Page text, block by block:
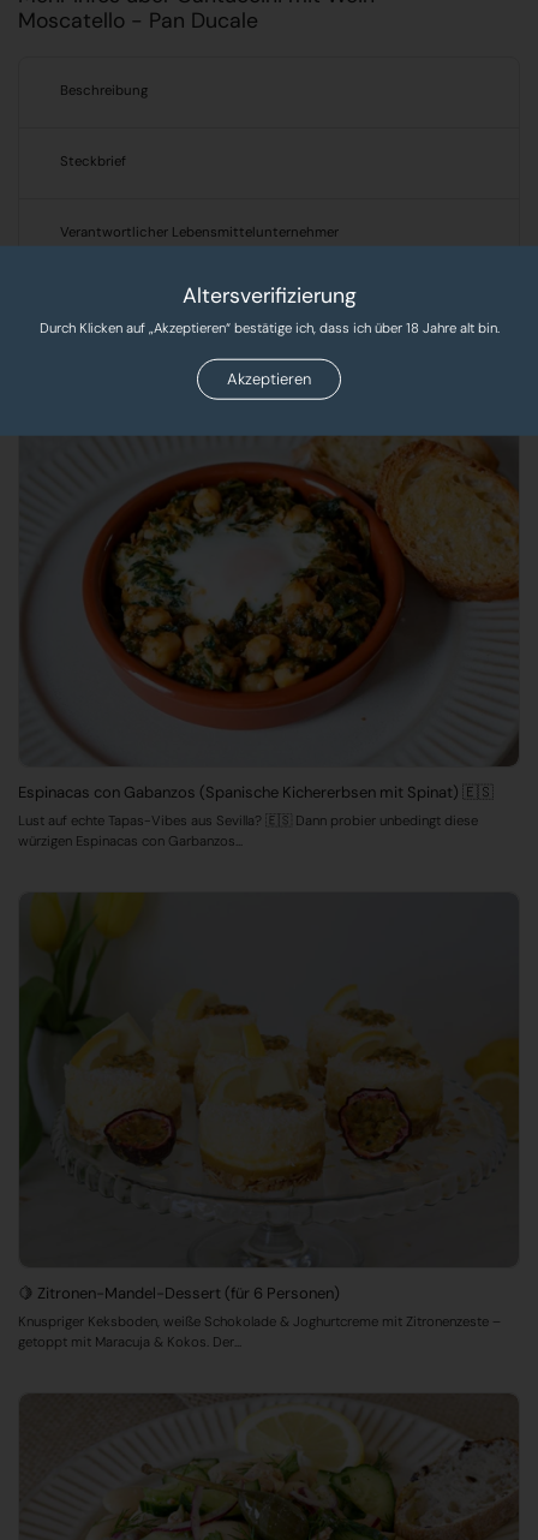
Moscatello - Pan Ducale
Beschreibung
Steckbrief
Verantwortlicher Lebensmittelunternehmer
Produkte, Rezepte & Tipps!
Entdecken Sie leckere Rezepte und exklusive Produkte
Espinacas con Gabanzos (Spanische Kichererbsen mit Spinat) 🇪🇸
Lust auf echte Tapas-Vibes aus Sevilla? 🇪🇸 Dann probier unbedingt diese
würzigen Espinacas con Garbanzos...
🍋 Zitronen-Mandel-Dessert (für 6 Personen)
Knuspriger Keksboden, weiße Schokolade & Joghurtcreme mit Zitronenzeste –
getoppt mit Maracuja & Kokos. Der...
Altersverifizierung
Durch Klicken auf „Akzeptieren“ bestätige ich, dass ich über 18 Jahre alt bin.
Akzeptieren